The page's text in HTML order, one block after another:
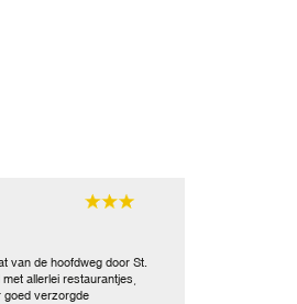
van de hoofdweg door St.
allerlei restaurantjes,
goed verzorgde